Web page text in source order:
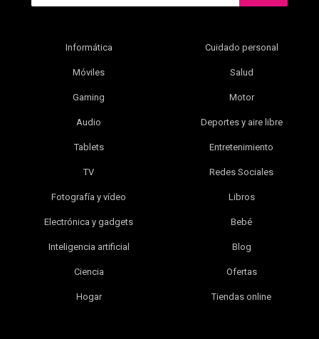
Informática
Móviles
Gaming
Audio
Tablets
TV
Fotografía y vídeo
Electrónica y gadgets
Inteligencia artificial
Ciencia
Hogar
Cuidado personal
Salud
Motor
Deportes y aire libre
Entretenimiento
Redes Sociales
Libros
Bebé
Blog
Ofertas
Tiendas online